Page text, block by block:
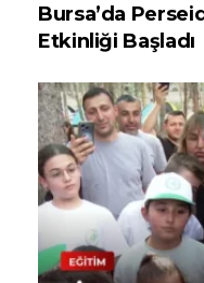
Bursa’da
Etkinliği Başladı